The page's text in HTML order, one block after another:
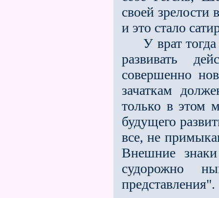
своей
и это стало
У врат тогда
развивать
совершенно
зачаткам
только в этом
будущего
всe, не
Внешние
судорожно
представления".